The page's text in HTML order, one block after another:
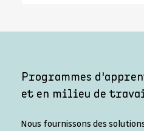
Programmes
et en milieu de
Nous fournissons des